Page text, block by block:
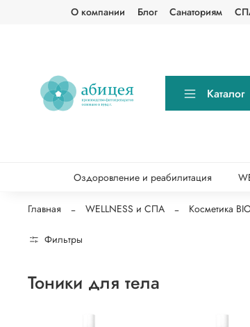
О компании Блог Санаториям
Каталог
Оздоровление и реабилитация
Главная WELLNESS и СПА Косметика
Фильтры
Тоники для тела